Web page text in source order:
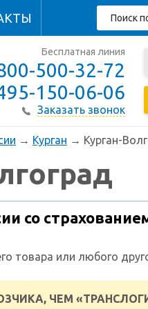
Бесплатная линия
500-32-72
150-06-06
Заказать звонок
→ Курган → Курган-
со
товара или любого
ЧЕМ